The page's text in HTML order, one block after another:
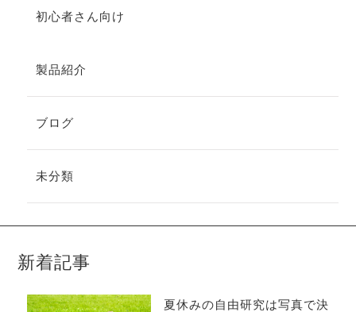
初心者さん向け
製品紹介
ブログ
未分類
新着記事
夏休みの自由研究は写真で決